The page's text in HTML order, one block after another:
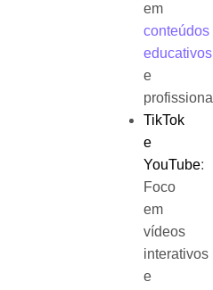
em
conteúdos
educativos
e
TikTok
e
YouTube:
Foco
em
vídeos
interativos
e